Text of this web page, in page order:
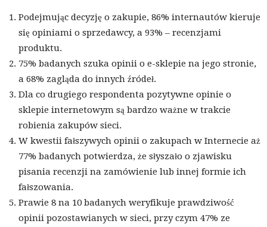
Podejmując decyzję o zakupie, 86% internautów kieruje
się opiniami o sprzedawcy, a 93% – recenzjami
produktu.
75% badanych szuka opinii o e-sklepie na jego stronie,
a 68% zagląda do innych źródeł.
Dla co drugiego respondenta pozytywne opinie o
sklepie internetowym są bardzo ważne w trakcie
robienia zakupów sieci.
W kwestii fałszywych opinii o zakupach w Internecie aż
77% badanych potwierdza, że słyszało o zjawisku
pisania recenzji na zamówienie lub innej formie ich
fałszowania.
Prawie 8 na 10 badanych weryfikuje prawdziwość
opinii pozostawianych w sieci, przy czym 47% ze